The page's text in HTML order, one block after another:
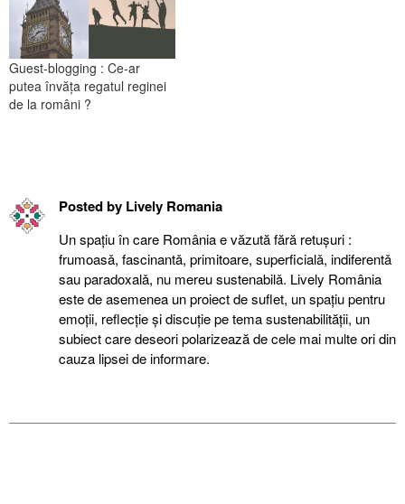
Guest-blogging : Ce-ar
putea învăța regatul reginei
de la români ?
Posted by Lively Romania
Un spațiu în care România e văzută fără retuşuri :
frumoasǎ, fascinantǎ, primitoare, superficialǎ, indiferentǎ
sau paradoxalǎ, nu mereu sustenabilǎ. Lively România
este de asemenea un proiect de suflet, un spațiu pentru
emoții, reflecție şi discuție pe tema sustenabilității, un
subiect care deseori polarizează de cele mai multe ori din
cauza lipsei de informare.